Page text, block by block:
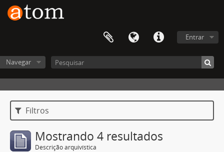
Entrar
Navegar
Filtros
Mostrando 4 resultados
Descrição arquivística